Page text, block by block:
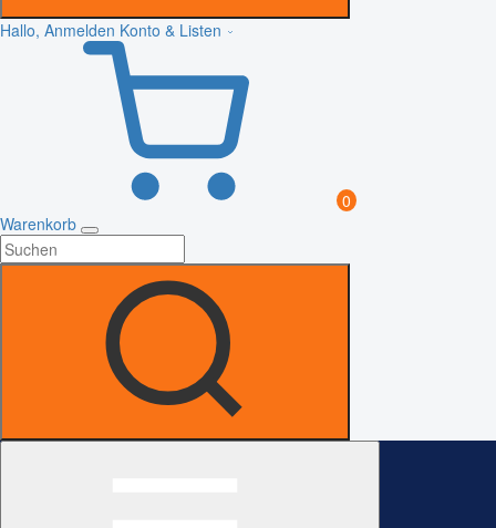
Hallo, Anmelden Konto & Listen
0
Warenkorb